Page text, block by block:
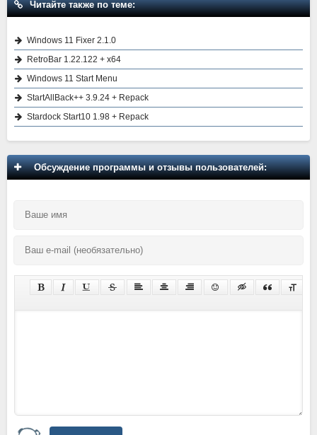
Читайте также по теме:
Windows 11 Fixer 2.1.0
RetroBar 1.22.122 + x64
Windows 11 Start Menu
StartAllBack++ 3.9.24 + Repack
Stardock Start10 1.98 + Repack
Обсуждение программы и отзывы пользователей: